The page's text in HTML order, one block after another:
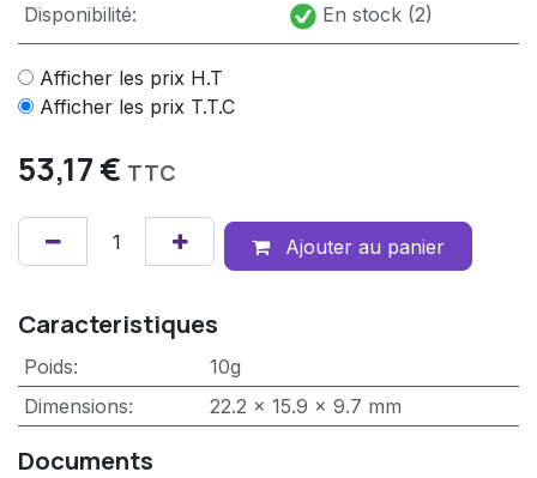
Disponibilité: En stock (2)
Afficher les prix H.T
Afficher les prix T.T.C
53,17€ TTC
Ajouter au panier
Caracteristiques
Poids:
10g
Dimensions: 22.2 x 15.9 x 9.7 mm
Documents